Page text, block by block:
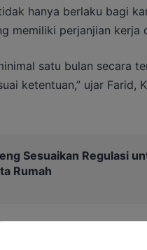
hanya berlaku bagi
memiliki perjanjian kerja
satu bulan secara
ketentuan,” ujar Farid,
Sesuaikan Regulasi
Rumah